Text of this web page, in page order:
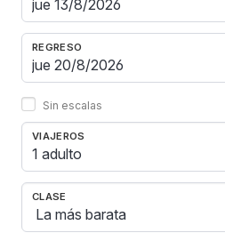
REGRESO
Sin escalas
VIAJEROS
1 adulto
CLASE